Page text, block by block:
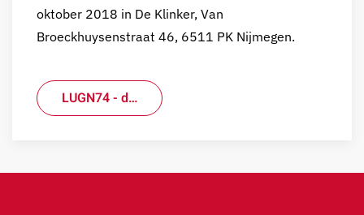
oktober 2018 in De Klinker, Van
Broeckhuysenstraat 46, 6511 PK Nijmegen.
LUGN74 - d…